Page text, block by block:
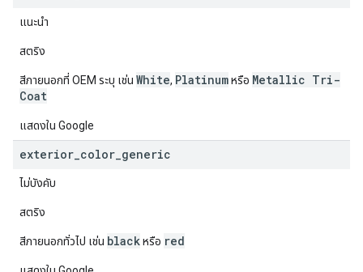
แนะนำ
สตริง
สีภายนอกที่ OEM ระบุ เช่น White, Platinumหรือ Metallic Tri-
Coat
แสดงใน Google
exterior color generic
ไม่บังคับ
สตริง
สีภายนอกทั่วไป เช่น blackหรือ red